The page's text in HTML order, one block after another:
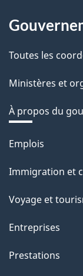
Toutes les
Ministères et
À propos du
Thèmes
sujets
Emplois
Immigration et
Voyage et
Entreprises
Prestations